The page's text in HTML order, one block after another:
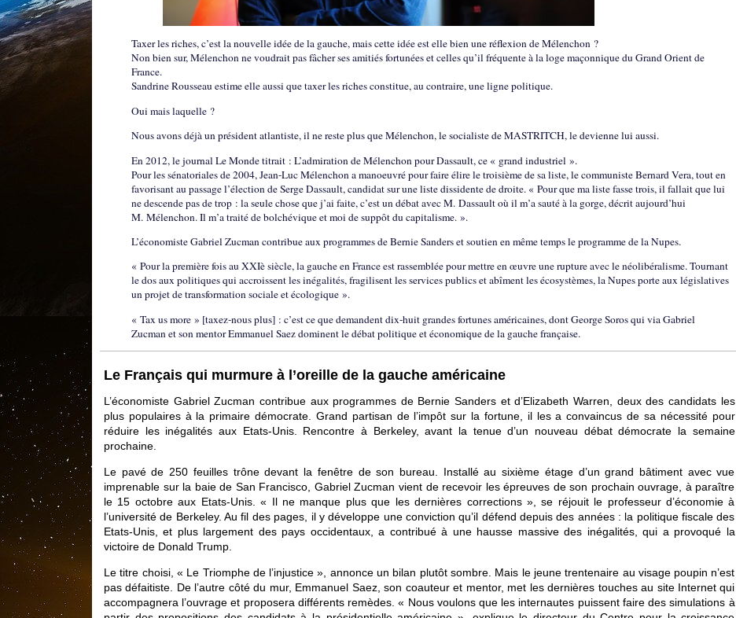
Taxer les riches, c’est la nouvelle idée de la gauche, mais cette idée est elle bien une réflexion de Mélenchon ?
Non bien sur, Mélenchon ne voudrait pas fâcher ses amitiés fortunées et celles qu’il fréquente à la loge maçonnique du Grand Orient de
France.
Sandrine Rousseau estime elle aussi que taxer les riches constitue, au contraire, une ligne politique.
Oui mais laquelle ?
Nous avons déjà un président atlantiste, il ne reste plus que Mélenchon, le socialiste de MASTRITCH, le devienne lui aussi.
En 2012, le journal Le Monde titrait : L’admiration de Mélenchon pour Dassault, ce « grand industriel ».
Pour les sénatoriales de 2004, Jean-Luc Mélenchon a manoeuvré pour faire élire le troisième de sa liste, le communiste Bernard Vera, tout en
favorisant au passage l’élection de Serge Dassault, candidat sur une liste dissidente de droite. « Pour que ma liste fasse trois, il fallait que lui
ne descende pas de trop : la seule chose que j’ai faite, c’est un débat avec M. Dassault où il m’a sauté à la gorge, décrit aujourd’hui
M. Mélenchon. Il m’a traité de bolchévique et moi de suppôt du capitalisme. ».
L’économiste Gabriel Zucman contribue aux programmes de Bernie Sanders et soutien en même temps le programme de la Nupes.
« Pour la première fois au XXIè siècle, la gauche en France est rassemblée pour mettre en œuvre une rupture avec le néolibéralisme. Tournant
le dos aux politiques qui accroissent les inégalités, fragilisent les services publics et abîment les écosystèmes, la Nupes porte aux législatives
un projet de transformation sociale et écologique ».
« Tax us more » [taxez-nous plus] : c’est ce que demandent dix-huit grandes fortunes américaines, dont George Soros qui via Gabriel
Zucman et son mentor Emmanuel Saez dominent le débat politique et économique de la gauche française.
Le Français qui murmure à l’oreille de la gauche américaine
L’économiste Gabriel Zucman contribue aux programmes de Bernie Sanders et d’Elizabeth Warren, deux des candidats les
plus populaires à la primaire démocrate. Grand partisan de l’impôt sur la fortune, il les a convaincus de sa nécessité pour
réduire les inégalités aux Etats-Unis. Rencontre à Berkeley, avant la tenue d’un nouveau débat démocrate la semaine
prochaine.
Le pavé de 250 feuilles trône devant la fenêtre de son bureau. Installé au sixième étage d’un grand bâtiment avec vue
imprenable sur la baie de San Francisco, Gabriel Zucman vient de recevoir les épreuves de son prochain ouvrage, à paraître
le 15 octobre aux Etats-Unis. « Il ne manque plus que les dernières corrections », se réjouit le professeur d’économie à
l’université de Berkeley. Au fil des pages, il y développe une conviction qu’il défend depuis des années : la politique fiscale des
Etats-Unis, et plus largement des pays occidentaux, a contribué à une hausse massive des inégalités, qui a provoqué la
victoire de Donald Trump.
Le titre choisi, « Le Triomphe de l’injustice », annonce un bilan plutôt sombre. Mais le jeune trentenaire au visage poupin n’est
pas défaitiste. De l’autre côté du mur, Emmanuel Saez, son coauteur et mentor, met les dernières touches au site Internet qui
accompagnera l’ouvrage et proposera différents remèdes. « Nous voulons que les internautes puissent faire des simulations à